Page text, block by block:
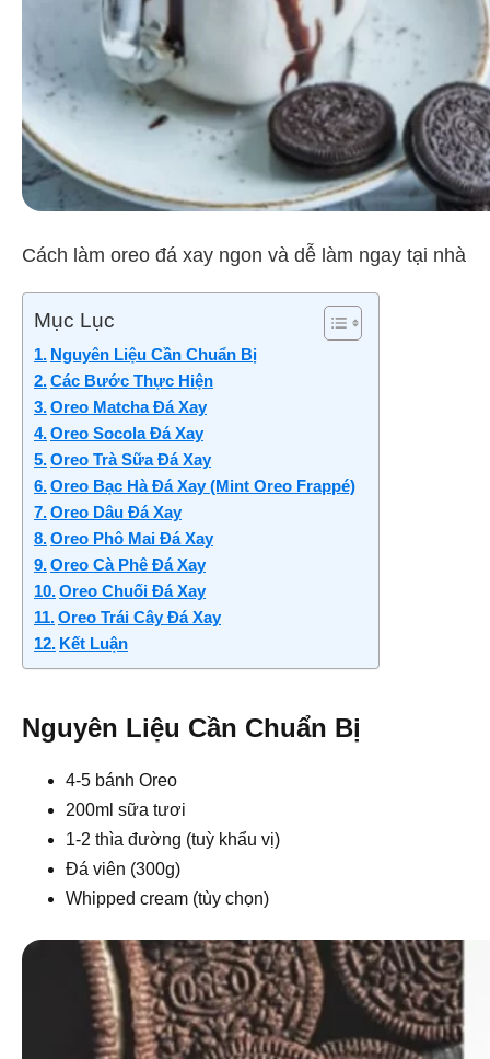
Cách làm oreo đá xay ngon và dễ làm ngay tại nhà
Mục Lục
Nguyên Liệu Cần Chuẩn Bị
Các Bước Thực Hiện
Oreo Matcha Đá Xay
Oreo Socola Đá Xay
Oreo Trà Sữa Đá Xay
Oreo Bạc Hà Đá Xay (Mint Oreo Frappé)
Oreo Dâu Đá Xay
Oreo Phô Mai Đá Xay
Oreo Cà Phê Đá Xay
Oreo Chuối Đá Xay
Oreo Trái Cây Đá Xay
Kết Luận
Nguyên Liệu Cần Chuẩn Bị
4-5 bánh Oreo
200ml sữa tươi
1-2 thìa đường (tuỳ khẩu vị)
Đá viên (300g)
Whipped cream (tùy chọn)